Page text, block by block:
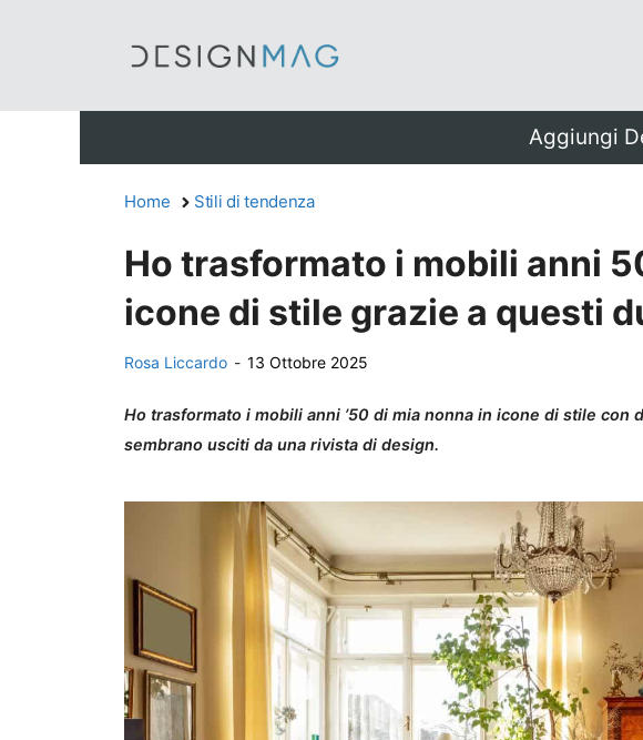
Aggiungi
Home Stili di tendenza
Ho trasformato i mobili anni
icone di stile grazie a questi
Rosa Liccardo - 13 Ottobre 2025
Ho trasformato i mobili anni ’50 di mia nonna in icone di stile con
sembrano usciti da una rivista di design.